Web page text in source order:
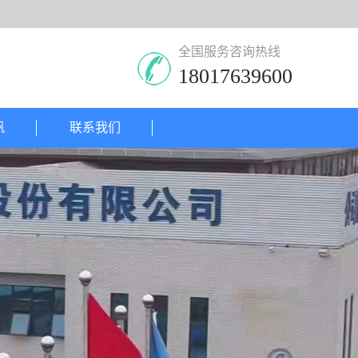
全国服务咨询热线
18017639600
联系我们